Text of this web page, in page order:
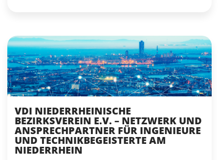
VDI NIEDERRHEINISCHE
BEZIRKSVEREIN E.V. – NETZWERK UND
ANSPRECHPARTNER FÜR INGENIEURE
UND TECHNIKBEGEISTERTE AM
NIEDERRHEIN